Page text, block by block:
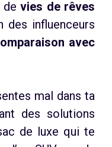
devies de rêves
des influenceurs
avec
mal dans ta
des solutions
de luxe qui te